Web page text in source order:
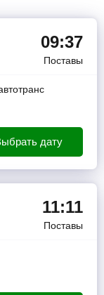
09:37
Поставы
дату
11:11
Поставы